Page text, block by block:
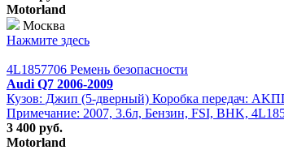
Motorland
Москва
Нажмите здесь
4L1857706 Ремень безопасности
Audi Q7 2006-2009
Кузов: Джип (5-дверный) Коробка передач:
Примечание: 2007, 3.6л, Бензин, FSI, BHK,
3 400 руб.
Motorland